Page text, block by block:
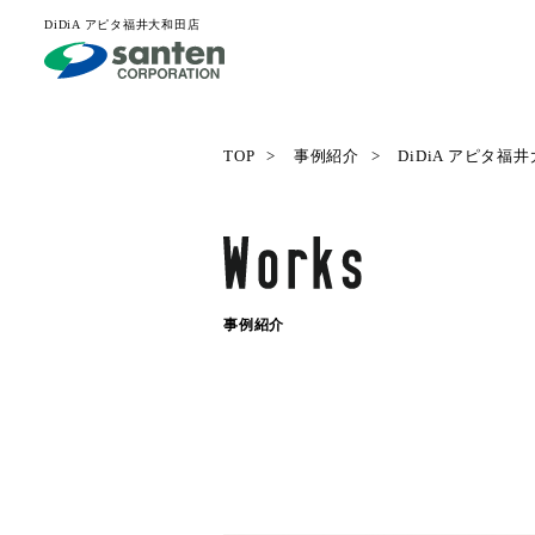
DiDiA アピタ福井大和田店
TOP 事例紹介 DiDiA アピタ福井
事例紹介